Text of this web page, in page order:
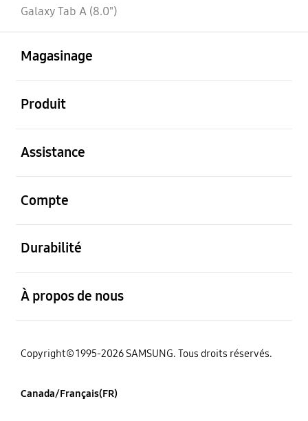
Galaxy Tab A (8.0")
Magasinage
Produit
Assistance
Compte
Durabilité
À propos de nous
Copyright© 1995-2026 SAMSUNG. Tous droits réservés.
Canada/Français(FR)